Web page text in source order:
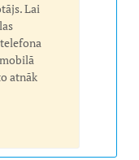
Lai
atnāk